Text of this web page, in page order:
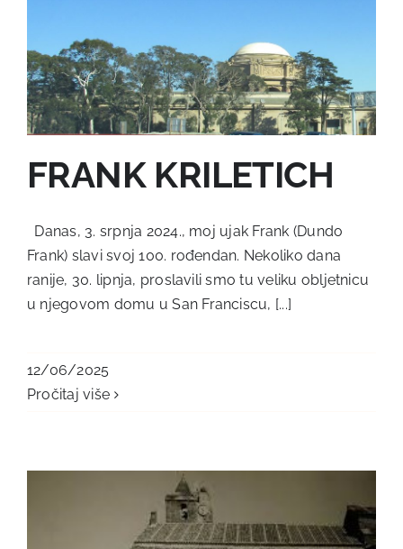
FRANK KRILETICH
Danas, 3. srpnja 2024., moj ujak Frank (Dundo
Frank) slavi svoj 100. rođendan. Nekoliko dana
ranije, 30. lipnja, proslavili smo tu veliku obljetnicu
u njegovom domu u San Franciscu, [...]
12/06/2025
Pročitaj više